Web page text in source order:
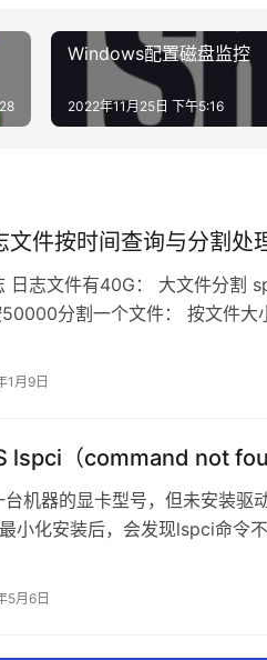
Windows配置磁盘监控
2022年11月25日 下午5:16
文件按时间查询与分割处
日志文件有40G： 大文件分割
分割一个文件： 按文件大
位支持K, M, G, T, P, E, Z，如下
1月9日
lspci（command not
机器的显卡型号，但未安装驱
小化安装后，会发现lspci命令
正常使用lspci了。 查看显卡信
5月6日